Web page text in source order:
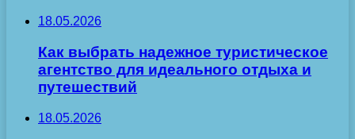
18.05.2026
Как выбрать надежное туристическое
агентство для идеального отдыха и
путешествий
18.05.2026